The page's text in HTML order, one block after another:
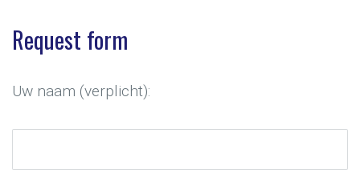
Request form
Uw naam (verplicht):